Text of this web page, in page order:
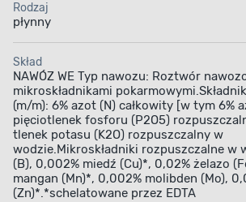
Rodzaj
płynny
Skład
NAWÓZ WE Typ nawozu: Roztwór
mikroskładnikami
(m/m): 6% azot (N) całkowity [w tym 6%
pięciotlenek fosforu (P2O5)
tlenek potasu (K2O) rozpuszczalny w
wodzie.Mikroskładniki rozpuszczalne w
(B), 0,002% miedź (Cu)*, 0,02% żelazo
mangan (Mn)*, 0,002% molibden (Mo),
(Zn)*.*schelatowane przez EDTA